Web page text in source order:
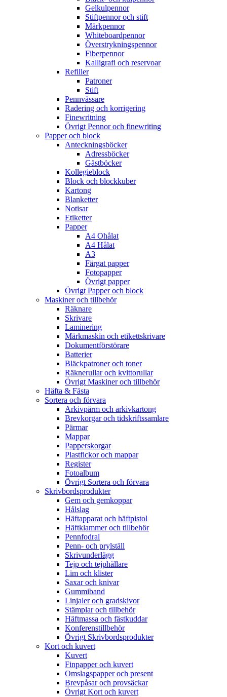
Gelkulpennor
Stiftpennor och stift
Märkpennor
Whiteboardpennor
Överstrykningspennor
Fiberpennor
Kalligrafi och reservoar
Refiller
Patroner
Stift
Pennvässare
Radering och korrigering
Finewritning
Övrigt Pennor och finewriting
Papper och block
Anteckningsböcker
Adressböcker
Gästböcker
Kollegieblock
Block och blockkuber
Kartong
Blanketter
Notisar
Etiketter
Papper
A4 Ohålat
A4 Hålat
A3
Färgat papper
Fotopapper
Övrigt papper
Övrigt Papper och block
Maskiner och tillbehör
Räknare
Skrivare
Laminering
Märkmaskin och etikettskrivare
Dokumentförstörare
Batterier
Bläckpatroner och toner
Räknerullar och kvittorullar
Övrigt Maskiner och tillbehör
Häfta & Fästa
Sortera och förvara
Arkivpärm och arkivkartong
Brevkorgar och tidskriftssamlare
Pärmar
Mappar
Papperskorgar
Plastfickor och mappar
Register
Fotoalbum
Övrigt Sortera och förvara
Skrivbordsprodukter
Gem och gemkoppar
Hålslag
Häftapparat och häftpistol
Häftklammer och tillbehör
Pennfodral
Penn- och prylställ
Skrivunderlägg
Tejp och tejphållare
Lim och klister
Saxar och knivar
Gummiband
Linjaler och gradskivor
Stämplar och tillbehör
Häftmassa och fästkuddar
Konferenstillbehör
Övrigt Skrivbordsprodukter
Kort och kuvert
Kuvert
Finpapper och kuvert
Omslagspapper och present
Brevpåsar och provsäckar
Övrigt Kort och kuvert